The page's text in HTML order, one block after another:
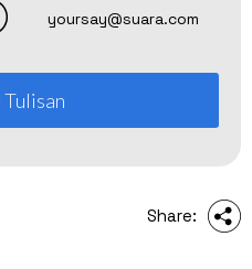
yoursay@suara.com
Share: